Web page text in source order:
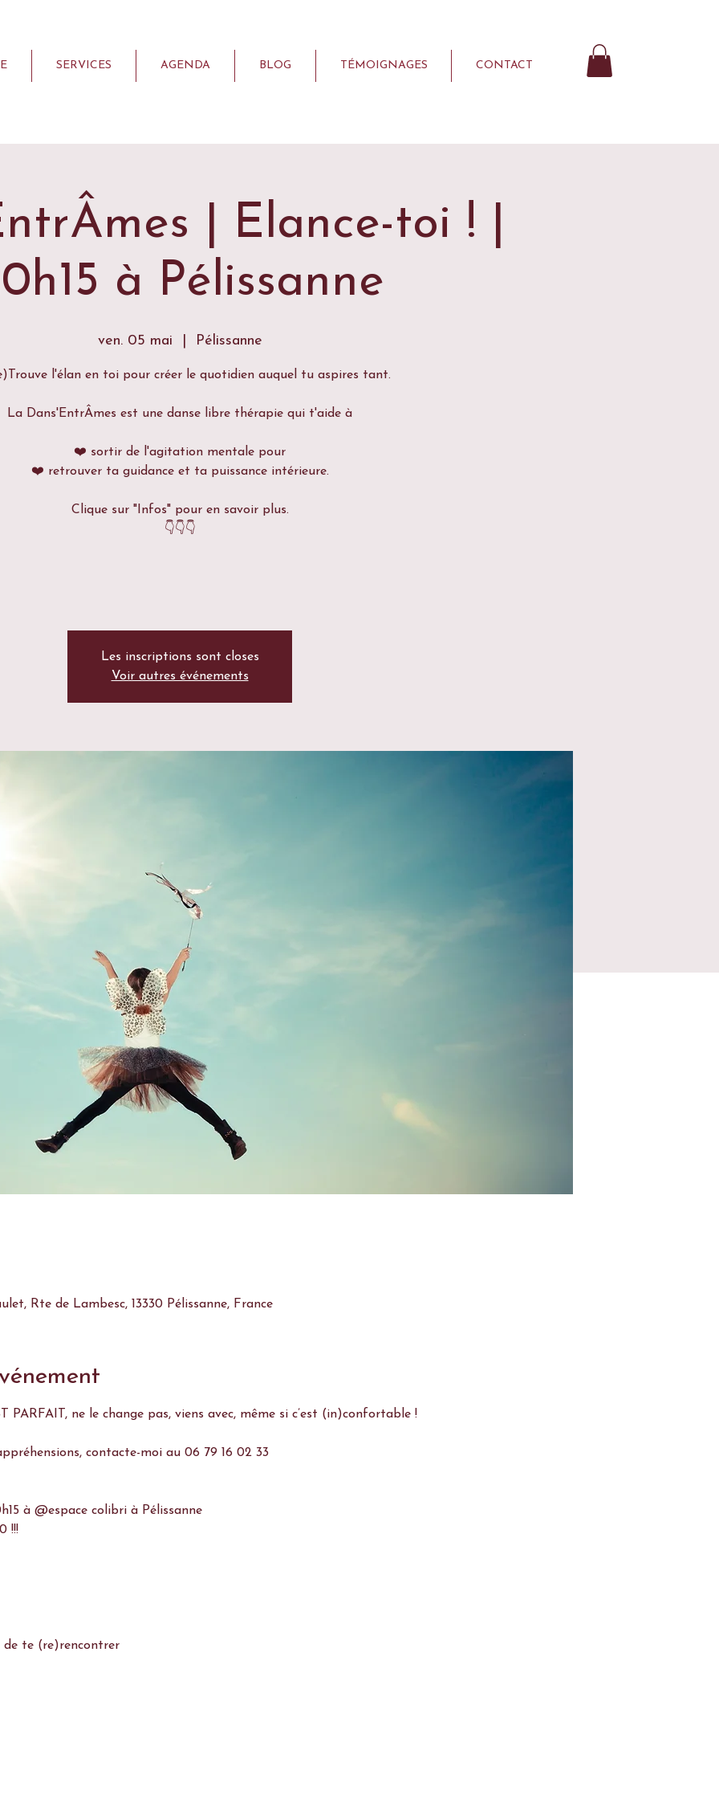
SERVICES AGENDA BLOG TÉMOIGNAGES CONTACT
| Elance-toi ! |
à Pélissanne
ven. 05 mai Pélissanne
l'élan en toi pour créer le quotidien auquel tu aspires tant.
La Dans'EntrÂmes est une danse libre thérapie qui t'aide à
❤️ sortir de l'agitation mentale pour
❤️ retrouver ta guidance et ta puissance intérieure.
Clique sur "Infos" pour en savoir plus.
👇👇👇
Les inscriptions sont closes
Voir autres événements
Rte de Lambesc, 13330 Pélissanne, France
L’état dans lequel tu es, EST PARFAIT, ne le change pas, viens avec, même si c’est (in)confortable !
👉 Si tu as des questions, appréhensions, contacte-moi au 06 79 16 02 33
à @espace colibri à Pélissanne
!!!
de te (re)rencontrer